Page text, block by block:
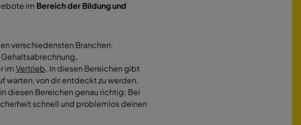
im Bereich der Bildung und
verschiedensten Branchen:
imVertrieb. In diesen Bereichen gibt
warten, von dir entdeckt zu werden.
diesen Bereichen genau richtig: Bei
schnell und problemlos deinen